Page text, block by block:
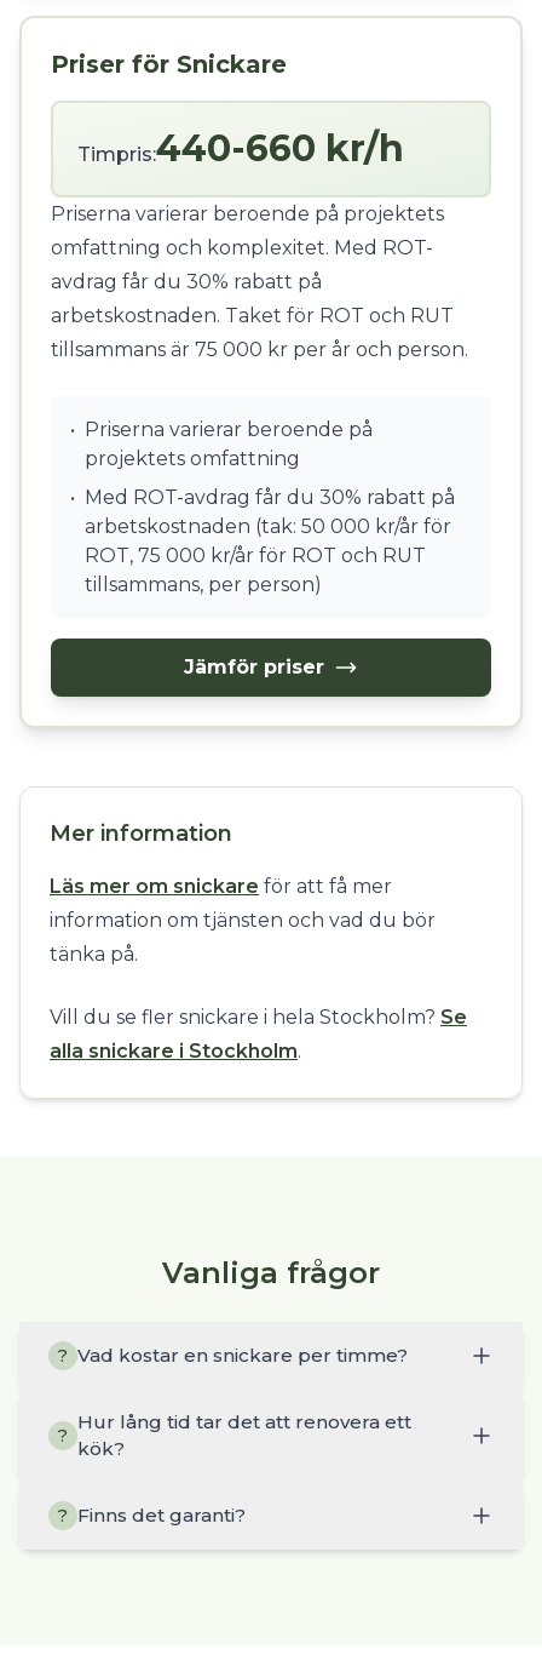
Priser för Snickare
Timpris:440-660 kr/h
Priserna varierar beroende på projektets
omfattning och komplexitet. Med ROT-
avdrag får du 30% rabatt på
arbetskostnaden. Taket för ROT och RUT
tillsammans är 75 000 kr per år och person.
• Priserna varierar beroende på
projektets omfattning
• Med ROT-avdrag får du 30% rabatt på
arbetskostnaden (tak: 50 000 kr/år för
ROT, 75 000 kr/år för ROT och RUT
tillsammans, per person)
Jämför priser
Mer information
Läs mer om snickare för att få mer
information om tjänsten och vad du bör
tänka på.
Vill du se fler snickare i hela Stockholm? Se
alla snickare i Stockholm.
Vanliga frågor
? Vad kostar en snickare per timme?
?
Hur lång tid tar det att renovera ett
kök?
? Finns det garanti?